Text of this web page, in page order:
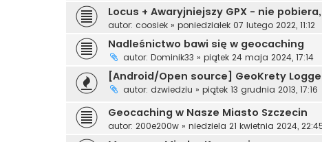
Locus + Awaryjniejszy GPX - nie
autor: coosiek » poniedziałek 07 lutego 2022, 11:12
Nadleśnictwo bawi się w geocaching
autor: Dominik33 » piątek 24 maja 2024, 17:14
[Android/Open source] GeoKrety
autor: dzwiedziu » piątek 13 grudnia 2013, 17:16
Geocaching w Nasze Miasto Szczecin
autor: 200e200w » niedziela 21 kwietnia 2024,